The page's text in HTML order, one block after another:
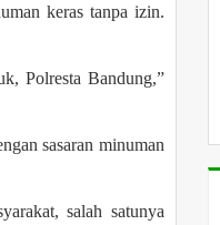
keras tanpa izin.
Polresta Bandung,”
sasaran minuman
salah satunya